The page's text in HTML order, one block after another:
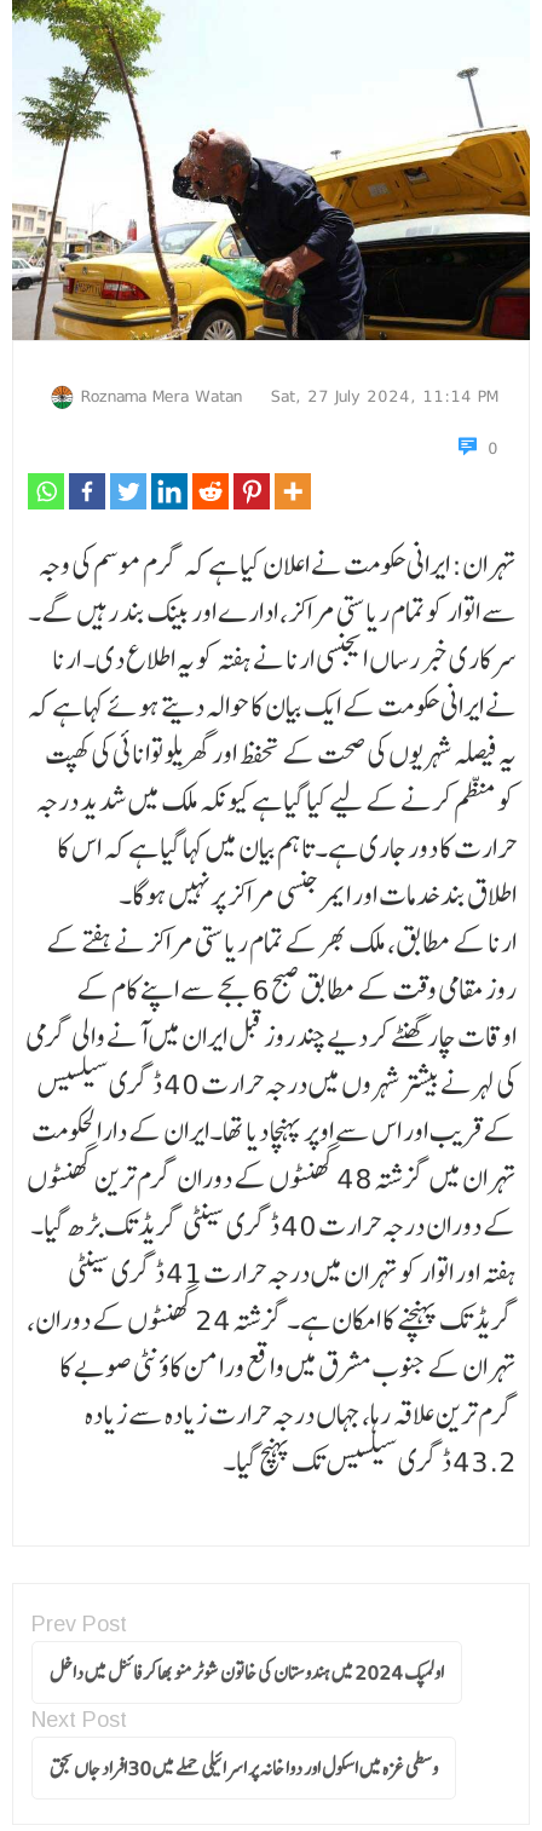
Roznama Mera Watan
Sat, 27 July 2024, 11:14 PM
0
تہران: ایرانی حکومت نے اعلان کیا ہے کہ گرم موسم کی وجہ
سے اتوار کو تمام ریاستی مراکز، ادارے اور بینک بند رہیں گے۔
سرکاری خبر رساں ایجنسی ارنا نے ہفتہ کو یہ اطلاع دی۔ ارنا
نے ایرانی حکومت کے ایک بیان کا حوالہ دیتے ہوئے کہا ہے کہ
یہ فیصلہ شہریوں کی صحت کے تحفظ اور گھریلو توانائی کی کھپت
کو منظم کرنے کے لیے کیا گیا ہے کیونکہ ملک میں شدید درجہ
حرارت کا دور جاری ہے۔تاہم بیان میں کہا گیا ہے کہ اس کا
اطلاق بند خدمات اور ایمرجنسی مراکز پر نہیں ہوگا۔
ارنا کے مطابق، ملک بھر کے تمام ریاستی مراکز نے ہفتے کے
روز مقامی وقت کے مطابق صبح 6 بجے سے اپنے کام کے
اوقات چار گھنٹے کر دیےچند روز قبل ایران میں آنے والی گرمی
کی لہر نے بیشتر شہروں میں درجہ حرارت 40 ڈگری سیلسیس
کے قریب اور اس سے اوپر پہنچا دیا تھا۔ایران کے دارالحکومت
تہران میں گزشتہ 48 گھنٹوں کے دوران گرم ترین گھنٹوں
کے دوران درجہ حرارت 40 ڈگری سینٹی گریڈ تک بڑھ گیا۔
ہفتہ اور اتوار کو تہران میں درجہ حرارت 41 ڈگری سینٹی
گریڈ تک پہنچنے کا امکان ہے۔گزشتہ 24 گھنٹوں کے دوران،
تہران کے جنوب مشرق میں واقع ورامن کاؤنٹی صوبے کا
گرم ترین علاقہ رہا، جہاں درجہ حرارت زیادہ سے زیادہ
43.2 ڈگری سیلسیس تک پہنچ گیا۔
Prev Post
اولمپک 2024 میں ہندوستان کی خاتون شوٹر منو بھاکرفائنل میں داخل
Next Post
وسطی غزہ میں اسکول اور دوا خانہ پر اسرائیلی حملے میں 30افراد جاں بحق